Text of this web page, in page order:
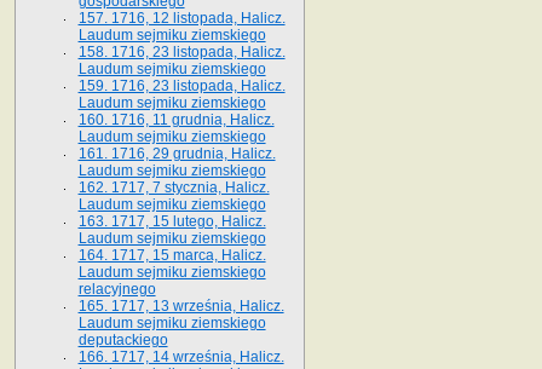
157. 1716, 12 listopada, Halicz.
Laudum sejmiku ziemskiego
158. 1716, 23 listopada, Halicz.
Laudum sejmiku ziemskiego
159. 1716, 23 listopada, Halicz.
Laudum sejmiku ziemskiego
160. 1716, 11 grudnia, Halicz.
Laudum sejmiku ziemskiego
161. 1716, 29 grudnia, Halicz.
Laudum sejmiku ziemskiego
162. 1717, 7 stycznia, Halicz.
Laudum sejmiku ziemskiego
163. 1717, 15 lutego, Halicz.
Laudum sejmiku ziemskiego
164. 1717, 15 marca, Halicz.
Laudum sejmiku ziemskiego
relacyjnego
165. 1717, 13 września, Halicz.
Laudum sejmiku ziemskiego
deputackiego
166. 1717, 14 września, Halicz.